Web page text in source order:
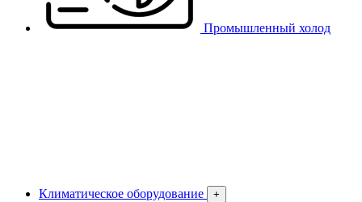
Промышленный холод
Климатическое оборудование +